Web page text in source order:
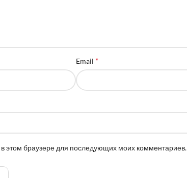
Email *
этом браузере для последующих моих комментариев.